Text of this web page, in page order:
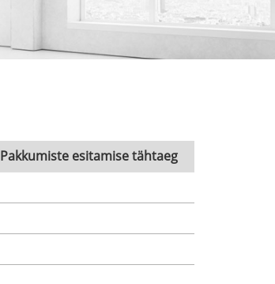
Pakkumiste esitamise tähtaeg